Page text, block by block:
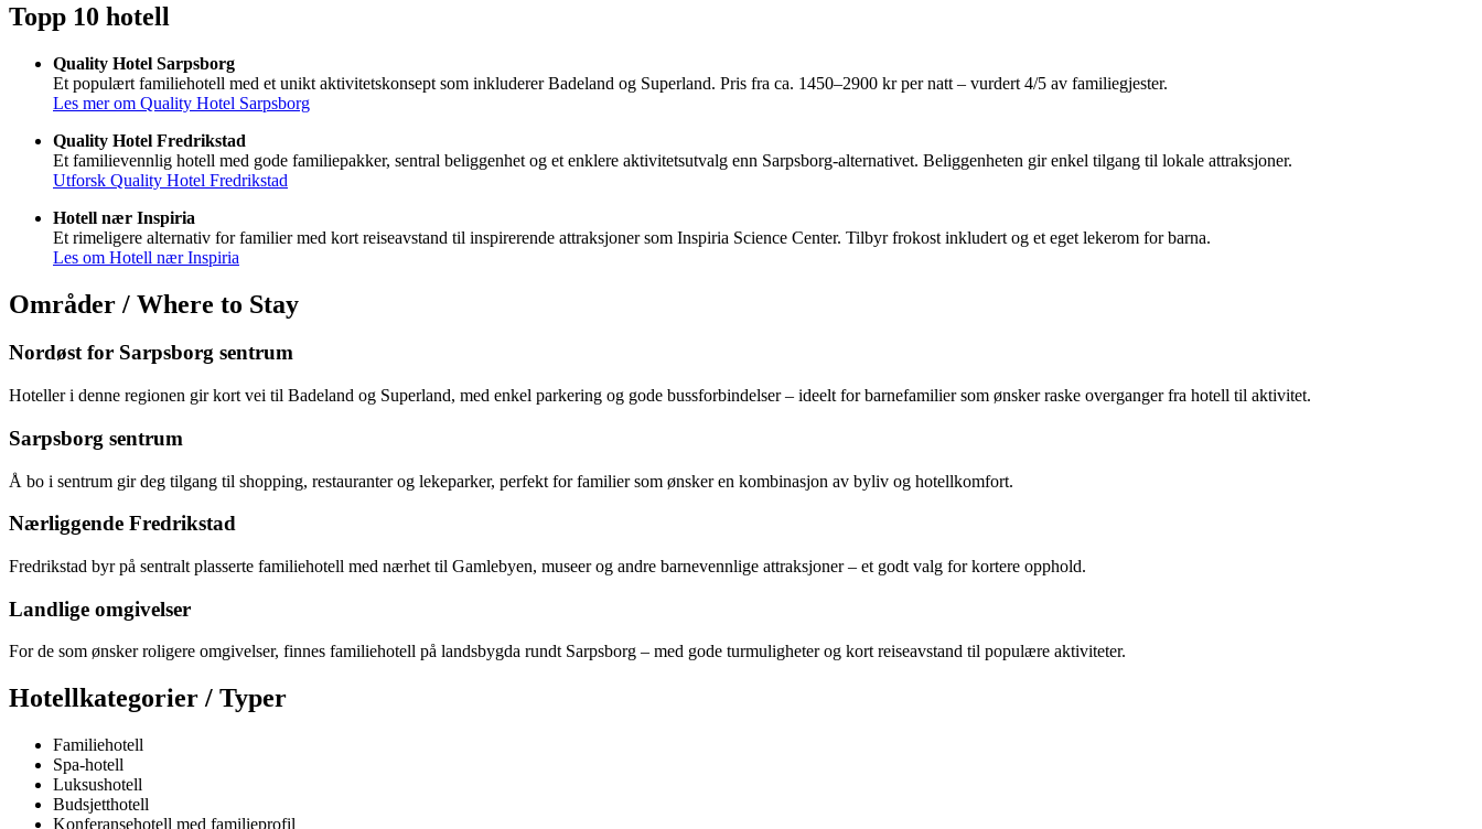
Topp 10 hotell
Quality Hotel Sarpsborg
Et populært familiehotell med et unikt aktivitetskonsept som inkluderer Badeland og Superland. Pris fra ca. 1450–2900 kr per natt – vurdert 4/5 av familiegjester.
Les mer om Quality Hotel Sarpsborg
Quality Hotel Fredrikstad
Et familievennlig hotell med gode familiepakker, sentral beliggenhet og et enklere aktivitetsutvalg enn Sarpsborg-alternativet. Beliggenheten gir enkel tilgang til lokale attraksjoner.
Utforsk Quality Hotel Fredrikstad
Hotell nær Inspiria
Et rimeligere alternativ for familier med kort reiseavstand til inspirerende attraksjoner som Inspiria Science Center. Tilbyr frokost inkludert og et eget lekerom for barna.
Les om Hotell nær Inspiria
Områder / Where to Stay
Nordøst for Sarpsborg sentrum
Hoteller i denne regionen gir kort vei til Badeland og Superland, med enkel parkering og gode bussforbindelser – ideelt for barnefamilier som ønsker raske overganger fra hotell til aktivitet.
Sarpsborg sentrum
Å bo i sentrum gir deg tilgang til shopping, restauranter og lekeparker, perfekt for familier som ønsker en kombinasjon av byliv og hotellkomfort.
Nærliggende Fredrikstad
Fredrikstad byr på sentralt plasserte familiehotell med nærhet til Gamlebyen, museer og andre barnevennlige attraksjoner – et godt valg for kortere opphold.
Landlige omgivelser
For de som ønsker roligere omgivelser, finnes familiehotell på landsbygda rundt Sarpsborg – med gode turmuligheter og kort reiseavstand til populære aktiviteter.
Hotellkategorier / Typer
Familiehotell
Spa-hotell
Luksushotell
Budsjetthotell
Konferansehotell med familieprofil